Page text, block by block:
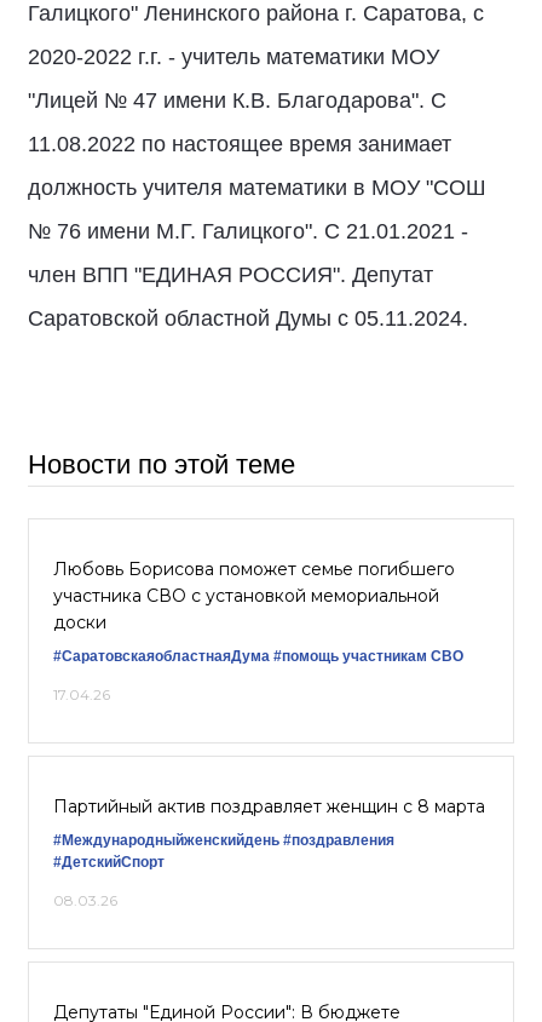
Галицкого" Ленинского района г. Саратова, с
2020-2022 г.г. - учитель математики МОУ
"Лицей № 47 имени К.В. Благодарова". С
11.08.2022 по настоящее время занимает
должность учителя математики в МОУ "СОШ
№ 76 имени М.Г. Галицкого". С 21.01.2021 -
член ВПП "ЕДИНАЯ РОССИЯ". Депутат
Саратовской областной Думы с 05.11.2024.
Новости по этой теме
Любовь Борисова поможет семье погибшего
участника СВО с установкой мемориальной
доски
#СаратовскаяобластнаяДума #помощь участникам СВО
17.04.26
Партийный актив поздравляет женщин с 8 марта
#Международныйженскийдень #поздравления
#ДетскийСпорт
08.03.26
Депутаты "Единой России": В бюджете